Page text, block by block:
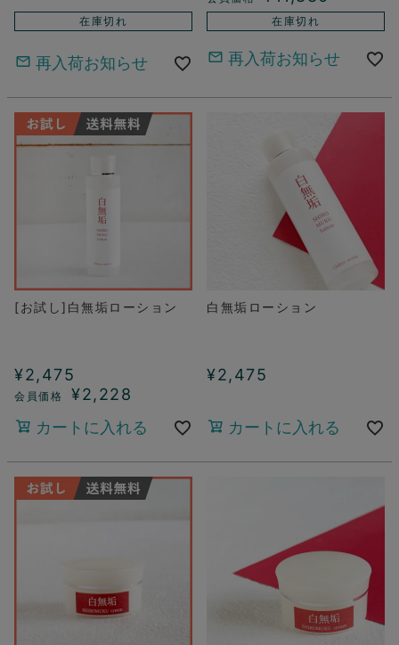
在庫切れ
再入荷お知らせ
在庫切れ
再入荷お知らせ
[お試し]白無垢ローション
¥2,475
¥2,228
カートに入れる
白無垢ローション
¥2,475
カートに入れる